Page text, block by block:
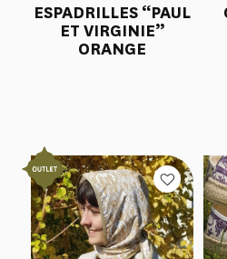
ESPADRILLES “PAUL
ET VIRGINIE”
ORANGE